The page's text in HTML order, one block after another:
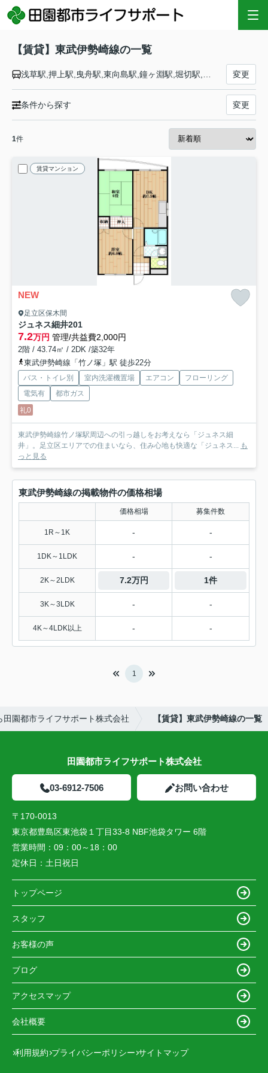
【賃貸】東武伊勢崎線の一覧
変更
条件から探す 変更
1件
賃貸マンション
NEW
足立区保木間
ジュネス細井201
7.2万円 管理/共益費2,000円
2階 / 43.74㎡ / 2DK /築32年
東武伊勢崎線「竹ノ塚」駅 徒歩22分
バス・トイレ別 室内洗濯機置場 エアコン
フローリング
電気有
都市ガス
礼0
東武伊勢崎線竹ノ塚駅周辺への引っ越しをお考えなら「ジュネス細
井」。足立区エリアでの住まいなら、住み心地も快適な「ジュネス... も
っと見る
東武伊勢崎線の掲載物件の価格相場
価格相場 募集件数
1R～1K - -
1DK～1LDK - -
2K～2LDK 7.2万円 1件
3K～3LDK - -
4K～4LDK以上 - -
1
園都市ライフサポート株式会社 【賃貸】東武伊勢崎線の一覧
田園都市ライフサポート株式会社
03-6912-7506 お問い合わせ
〒170-0013
東京都豊島区東池袋１丁目33-8 NBF池袋タワー 6階
営業時間： 09：00～18：00
定休日： 土日祝日
トップページ
スタッフ
お客様の声
ブログ
アクセスマップ
会社概要
利用規約 プライバシーポリシー サイトマップ